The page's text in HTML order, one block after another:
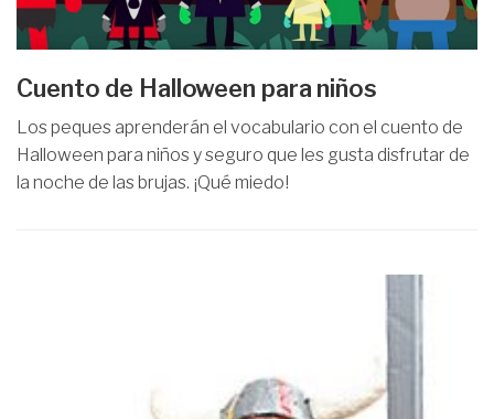
Cuento de Halloween para niños
Los peques aprenderán el vocabulario con el cuento de
Halloween para niños y seguro que les gusta disfrutar de
la noche de las brujas. ¡Qué miedo!